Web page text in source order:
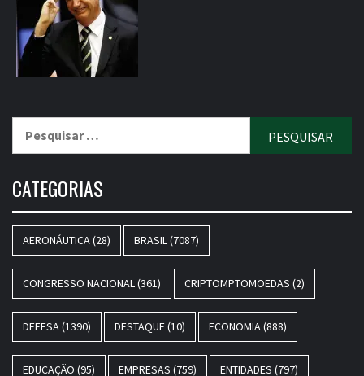
CATEGORIAS
AERONÁUTICA(28) BRASIL(7087)
CONGRESSO NACIONAL(361) CRIPTOMPTOMOEDAS (2)
DEFESA(1390) DESTAQUE(10) ECONOMIA(888)
EDUCAÇÃO (95) EMPRESAS (759) ENTIDADES (797)